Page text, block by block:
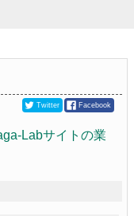
Twitter Facebook
Labサイトの業